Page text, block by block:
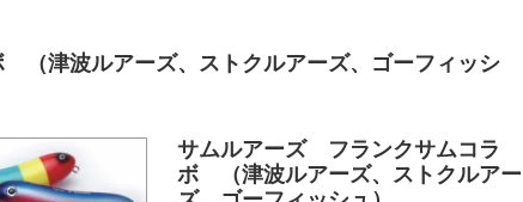
津波ルアーズ、ストクルアーズ、ゴーフィッシ
サムルアーズ フランクサムコラ
ボ （津波ルアーズ、ストクルアー